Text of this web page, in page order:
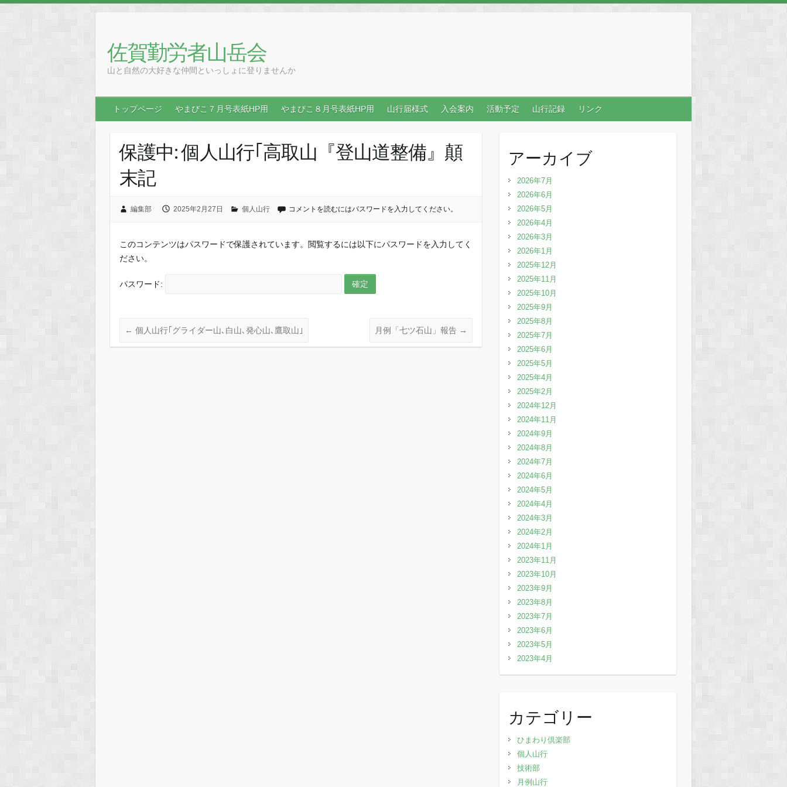
content
佐賀勤労者山岳会
山と自然の大好きな仲間といっしょに登りませんか
トップページ やまびこ７月号表紙HP用 やまびこ８月号表紙HP用 山行届様式 入会案内 活動予定 山行記録 リンク
保護中: 個人山行｢高取山『登山道整備』顛
末記
編集部 2025年2月27日 個人山行 コメントを読むにはパスワードを入力してください。
このコンテンツはパスワードで保護されています。閲覧するには以下にパスワードを入力してく
ださい。
パスワード:
← 個人山行｢グライダー山､白山､発心山､鷹取山｣ 月例「七ツ石山」報告 →
アーカイブ
2026年7月
2026年6月
2026年5月
2026年4月
2026年3月
2026年1月
2025年12月
2025年11月
2025年10月
2025年9月
2025年8月
2025年7月
2025年6月
2025年5月
2025年4月
2025年2月
2024年12月
2024年11月
2024年9月
2024年8月
2024年7月
2024年6月
2024年5月
2024年4月
2024年3月
2024年2月
2024年1月
2023年11月
2023年10月
2023年9月
2023年8月
2023年7月
2023年6月
2023年5月
2023年4月
カテゴリー
ひまわり倶楽部
個人山行
技術部
月例山行